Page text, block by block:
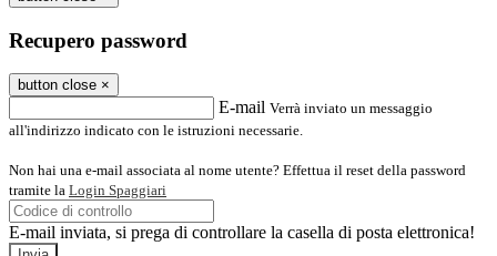
Recupero password
button close ×
E-mail Verrà inviato un messaggio
all'indirizzo indicato con le istruzioni necessarie.
Non hai una e-mail associata al nome utente? Effettua il reset della password
tramite la Login Spaggiari
E-mail inviata, si prega di controllare la casella di posta elettronica!